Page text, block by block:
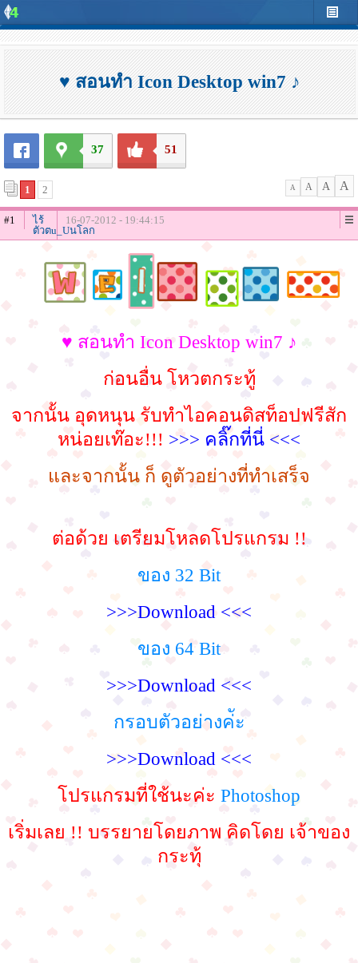
♥ สอนทำ Icon Desktop win7 ♪
37 51
1 2 A A A A
#1
ไร้
ตัวตu_Uนโลก
16-07-2012 - 19:44:15
♥ สอนทำ Icon Desktop win7 ♪
ก่อนอื่น โหวตกระทู้
จากนั้น อุดหนุน รับทำไอคอนดิสท็อปฟรีสัก
หน่อยเท๊อะ!!! >>> คลิ๊กที่นี่ <<<
และจากนั้น ก็ ดูตัวอย่างที่ทำเสร็จ
ต่อด้วย เตรียมโหลดโปรแกรม !!
ของ 32 Bit
>>>Download <<<
ของ 64 Bit
>>>Download <<<
กรอบตัวอย่างค่ัะ
>>>Download <<<
โปรแกรมที่ใช้นะค่ะ Photoshop
เริ่มเลย !! บรรยายโดยภาพ คิดโดย เจ้าของ
กระทุ้